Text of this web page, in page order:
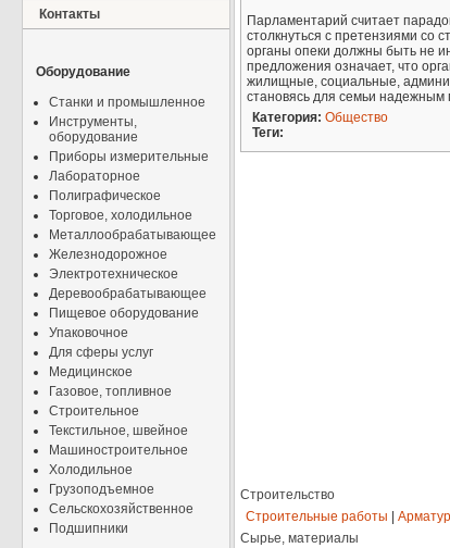
Контакты
Оборудование
Станки и промышленное
Инструменты,
оборудование
Приборы измерительные
Лабораторное
Полиграфическое
Торговое, холодильное
Металлообрабатывающее
Железнодорожное
Электротехническое
Деревообрабатывающее
Пищевое оборудование
Упаковочное
Для сферы услуг
Медицинское
Газовое, топливное
Строительное
Текстильное, швейное
Машиностроительное
Холодильное
Грузоподъемное
Сельскохозяйственное
Подшипники
Парламентарий считает
столкнуться с претензиями со
органы опеки должны быть не
предложения означает, что
жилищные, социальные,
становясь для семьи надежным
Категория: Общество
Теги:
Строительство
Строительные работы
Сырье, материалы